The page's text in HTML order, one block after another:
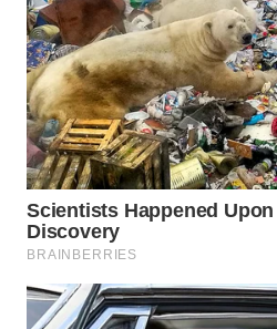
MALUT
WN
DAIRI
WN
DANAU
TOBA
WN
NIAS